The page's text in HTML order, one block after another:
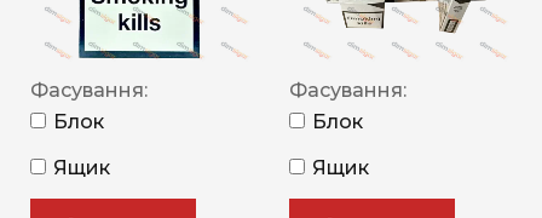
Фасування:
Блок
Ящик
Фасування:
Блок
Ящик